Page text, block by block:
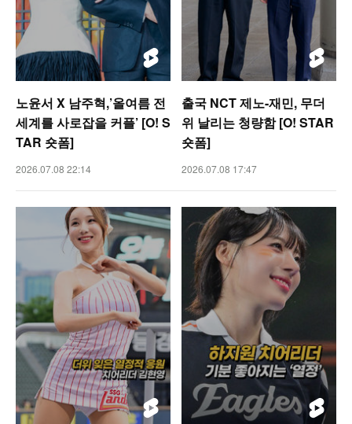
노윤서 X 남주혁,’올여름 전
세계를 사로잡을 커플’ [O! S
TAR 숏폼]
2026.07.08 22:14
출국 NCT 제노-재민, 무더
위 날리는 청량함 [O! STAR
숏폼]
2026.07.08 17:47